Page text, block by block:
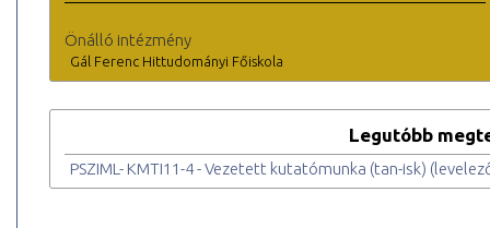
Önálló intézmény
Gál Ferenc Hittudományi Főiskola
Legutóbb
PSZIML- KMTI11-4 - Vezetett kutatómunka (tan-isk)